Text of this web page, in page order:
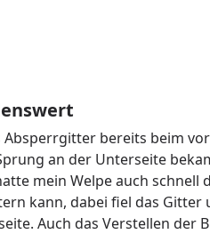
Absperrgitter bereits beim
an der Unterseite
mein Welpe auch schnell
kann, dabei fiel das Gitter
Auch das Verstellen der